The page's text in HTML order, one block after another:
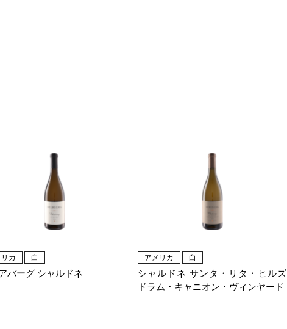
カ 白
バーグ シャルドネ
アメリカ 白
シャルドネ サンタ・リタ・ヒルズ
ドラム・キャニオン・ヴィンヤード